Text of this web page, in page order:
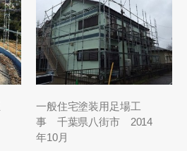
一般住宅塗装用足場工
事 千葉県八街市 2014
年10月